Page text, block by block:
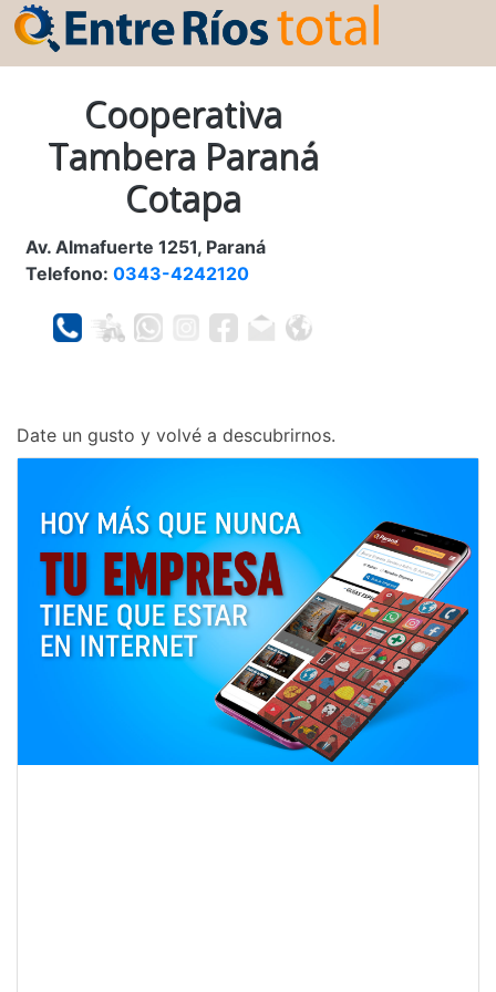
Cooperativa
Tambera Paraná
Cotapa
Av. Almafuerte 1251, Paraná
Telefono: 0343-4242120
Date un gusto y volvé a descubrirnos.